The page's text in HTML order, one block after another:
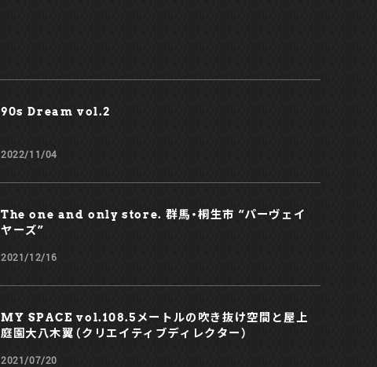
90s Dream vol.2￼
2022/11/04
The one and only store. 群馬・桐生市 “パーヴェイ
ヤーズ”
2021/12/16
MY SPACE vol.108.5メートルの吹き抜け空間と屋上
庭園大八木翼（クリエイティブディレクター）
2021/07/20